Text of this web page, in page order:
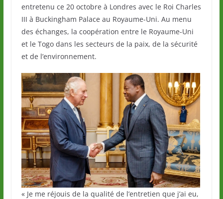
entretenu ce 20 octobre à Londres avec le Roi Charles
III à Buckingham Palace au Royaume-Uni. Au menu
des échanges, la coopération entre le Royaume-Uni
et le Togo dans les secteurs de la paix, de la sécurité
et de l’environnement.
« Je me réjouis de la qualité de l’entretien que j’ai eu,